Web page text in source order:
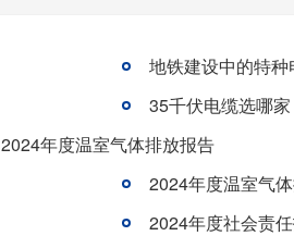
地铁建设中的特
35千伏电缆选哪
2024年度温室气体排放报告
2024年度温室气
2024年度社会责